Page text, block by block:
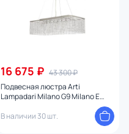
16 675 ₽ 43 300 ₽
Подвесная люстра Arti
Lampadari Milano G9 Milano E
В наличии 30 шт.